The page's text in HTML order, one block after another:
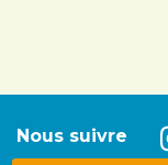
Nous suivre